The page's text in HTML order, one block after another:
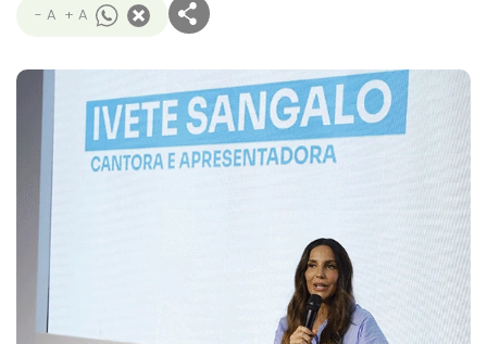
- A + A